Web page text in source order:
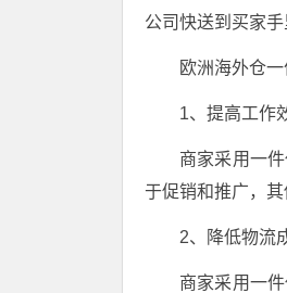
公司快送到买家手
欧洲海外仓一
1、提高工作
商家采用一
于促销和推广，
2、降低物流
商家采用一